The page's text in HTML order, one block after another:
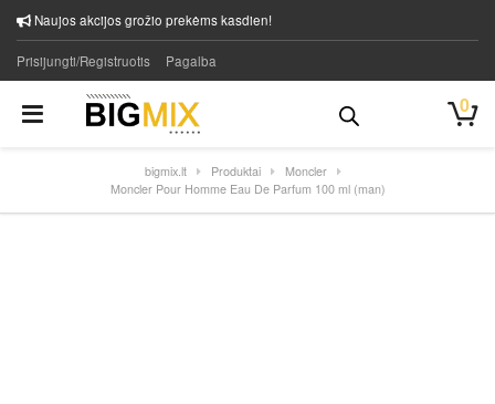
Naujos akcijos grožio prekėms kasdien!
Prisijungti/Registruotis Pagalba
0
bigmix.lt Produktai
Moncler
Moncler Pour Homme Eau De Parfum 100 ml (man)